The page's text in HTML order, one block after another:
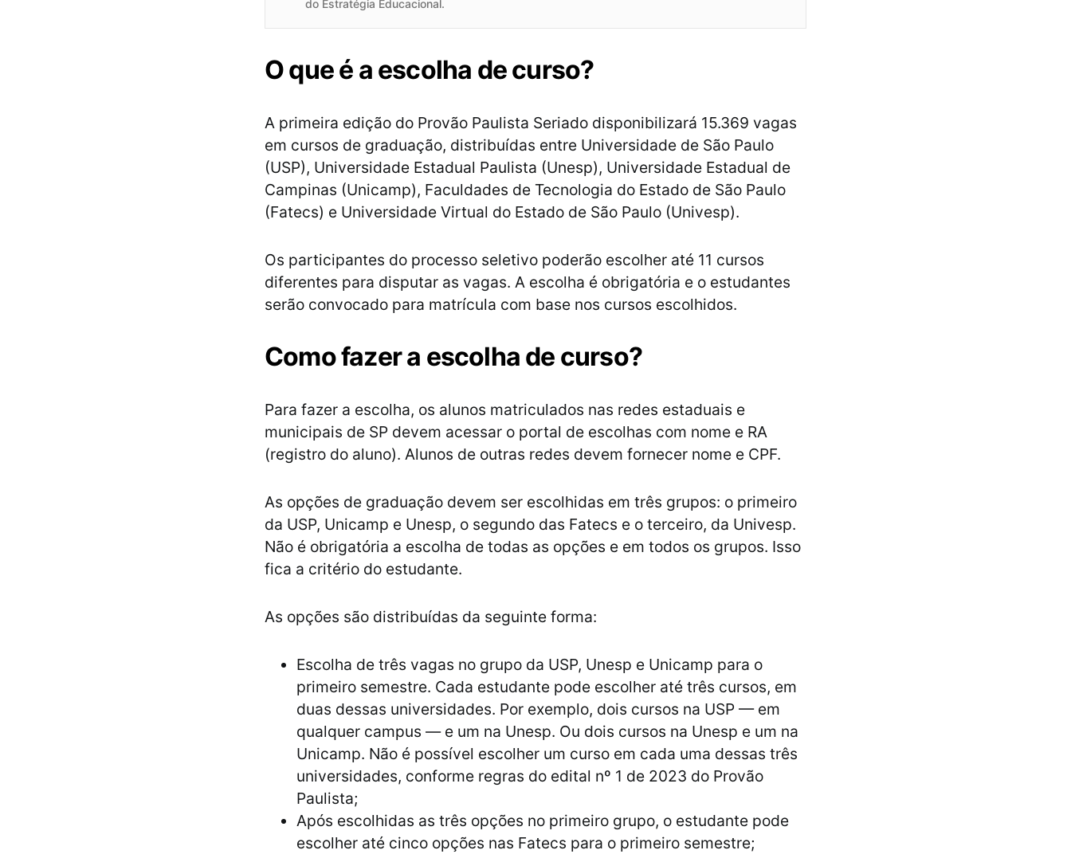
do Estratégia Educacional.
O que é a escolha de curso?
A primeira edição do Provão Paulista Seriado disponibilizará 15.369 vagas
em cursos de graduação, distribuídas entre Universidade de São Paulo
(USP), Universidade Estadual Paulista (Unesp), Universidade Estadual de
Campinas (Unicamp), Faculdades de Tecnologia do Estado de São Paulo
(Fatecs) e Universidade Virtual do Estado de São Paulo (Univesp).
Os participantes do processo seletivo poderão escolher até 11 cursos
diferentes para disputar as vagas. A escolha é obrigatória e o estudantes
serão convocado para matrícula com base nos cursos escolhidos.
Como fazer a escolha de curso?
Para fazer a escolha, os alunos matriculados nas redes estaduais e
municipais de SP devem acessar o portal de escolhas com nome e RA
(registro do aluno). Alunos de outras redes devem fornecer nome e CPF.
As opções de graduação devem ser escolhidas em três grupos: o primeiro
da USP, Unicamp e Unesp, o segundo das Fatecs e o terceiro, da Univesp.
Não é obrigatória a escolha de todas as opções e em todos os grupos. Isso
fica a critério do estudante.
As opções são distribuídas da seguinte forma:
Escolha de três vagas no grupo da USP, Unesp e Unicamp para o
primeiro semestre. Cada estudante pode escolher até três cursos, em
duas dessas universidades. Por exemplo, dois cursos na USP — em
qualquer campus — e um na Unesp. Ou dois cursos na Unesp e um na
Unicamp. Não é possível escolher um curso em cada uma dessas três
universidades, conforme regras do edital nº 1 de 2023 do Provão
Paulista;
Após escolhidas as três opções no primeiro grupo, o estudante pode
escolher até cinco opções nas Fatecs para o primeiro semestre;